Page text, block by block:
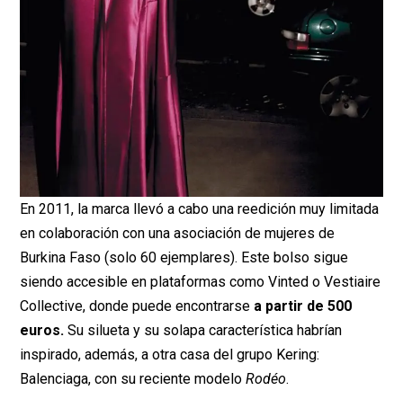
En 2011, la marca llevó a cabo una reedición muy limitada
en colaboración con una asociación de mujeres de
Burkina Faso (solo 60 ejemplares). Este bolso sigue
siendo accesible en plataformas como Vinted o Vestiaire
Collective, donde puede encontrarse a partir de 500
euros.Su silueta y su solapa característica habrían
inspirado, además, a otra casa del grupo Kering:
Balenciaga, con su reciente modeloRodéo.